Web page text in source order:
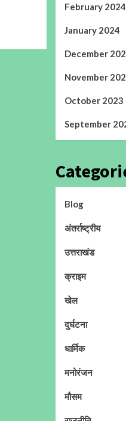
February 2024
January 2024
December
November
October 2023
September
Blog
अंतर्राष्ट्रीय
उत्तराखंड
क्राइम
खेल
दुर्घटना
धार्मिक
मनोरंजन
मौसम